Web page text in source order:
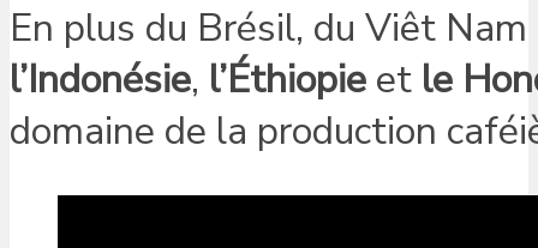
En plus du Brésil, du Viêt
l’Indonésie, l’Éthiopie et le
domaine de la production